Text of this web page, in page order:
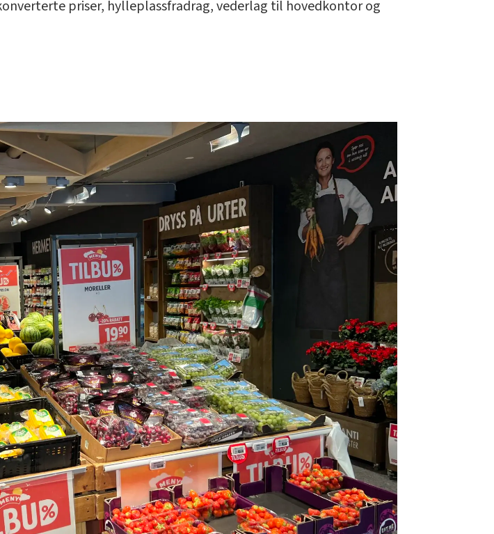
priser, hylleplassfradrag, vederlag til hovedkontor og